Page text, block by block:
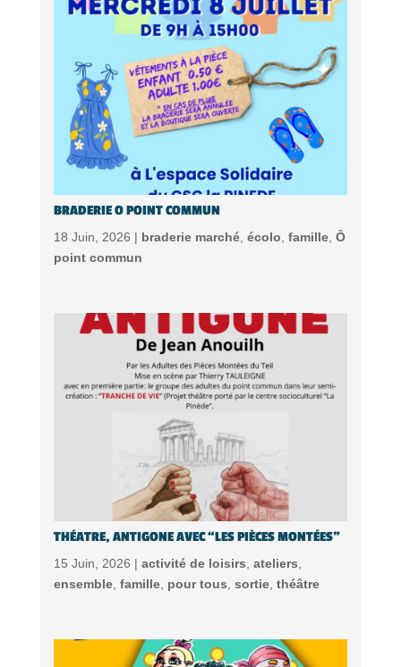
BRADERIE O POINT COMMUN
18 Juin, 2026 | braderie marché, écolo famille, Ô
point commun
THÉATRE, ANTIGONE AVEC “LES PIÈCES MONTÉES”
15 Juin, 2026 | activité de loisirs, ateliers,
ensemble, famille, pour tous, sortie, théâtre